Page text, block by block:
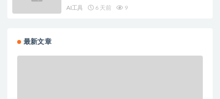
AI工具 6 天前 9
最新文章